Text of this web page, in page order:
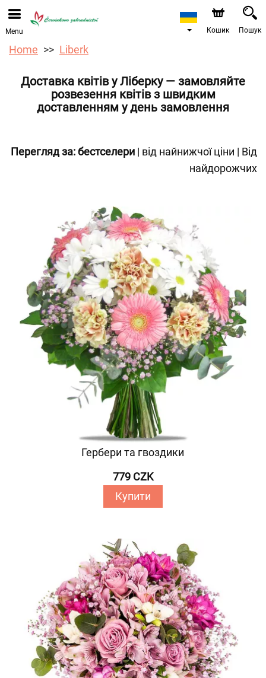
Ми приймаємо замовлення через наш інтернет-
магазин. Найближча можлива дата доставки —
12.08.2026 у зв’язку з відпусткою.
Menu Кошик Пошук
Home Liberk
Доставка квітів у Ліберку — замовляйте
розвезення квітів з швидким
доставленням у день замовлення
Перегляд за:бестселери | від найнижчої ціни | Від
найдорожчих
Гербери та гвоздики
779 CZK
Купити